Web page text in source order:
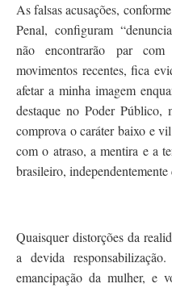
As falsas acusações,
Penal, configuram
não encontrarão par
movimentos recentes, fica
afetar a minha imagem
destaque no Poder Público,
comprova o caráter baixo e
com o atraso, a mentira e a
brasileiro,
Quaisquer distorções da
a devida
emancipação da mulher, e